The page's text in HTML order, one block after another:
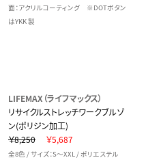
面：アクリルコーティング ※DOTボタン
はYKK 製
LIFEMAX（ライフマックス）
リサイクルストレッチワークブルゾ
ン(ポリジン加工)
￥8,250
￥5,687
全8色 / サイズ：S～XXL / ポリエステル